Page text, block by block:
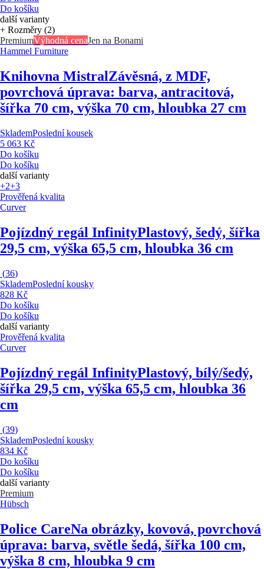
Do košíku
další varianty
+ Rozměry (2)
PremiumVýhodná cenaJen na Bonami
Hammel Furniture
Knihovna MistralZávěsná, z MDF,
povrchová úprava: barva, antracitová,
šířka 70 cm, výška 70 cm, hloubka 27 cm
SklademPoslední kousek
5 063 Kč
Do košíku
Do košíku
další varianty
+2+3
Prověřená kvalita
Curver
Pojízdný regál InfinityPlastový, šedý, šířka
29,5 cm, výška 65,5 cm, hloubka 36 cm
(36)
SklademPoslední kousky
828 Kč
Do košíku
Do košíku
další varianty
Prověřená kvalita
Curver
Pojízdný regál InfinityPlastový, bílý/šedý,
šířka 29,5 cm, výška 65,5 cm, hloubka 36
cm
(39)
SklademPoslední kousky
834 Kč
Do košíku
Do košíku
další varianty
Premium
Hübsch
Police CareNa obrázky, kovová, povrchová
úprava: barva, světle šedá, šířka 100 cm,
výška 8 cm, hloubka 9 cm